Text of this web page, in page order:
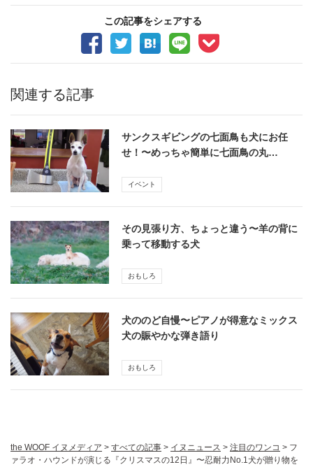
この記事をシェアする
関連する記事
サンクスギビングの七面鳥も犬にお任
せ！〜めっちゃ簡単に七面鳥の丸…
イベント
その見張り方、ちょっと違う〜羊の背に
乗って移動する犬
おもしろ
犬ののど自慢〜ピアノが得意なミックス
犬の賑やかな弾き語り
おもしろ
the WOOF イヌメディア > すべての記事 > イヌニュース > 注目のワンコ > フ
ァラオ・ハウンドが演じる『クリスマスの12日』〜忍耐力No.1犬が贈り物を